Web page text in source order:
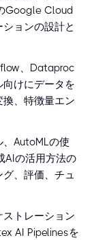
Google Cloud
ョンの設計と
、Dataproc
けにデータを
、特徴量エン
AutoMLの使
AIの活用方法の
、評価、チュ
トレーション
AI Pipelinesを